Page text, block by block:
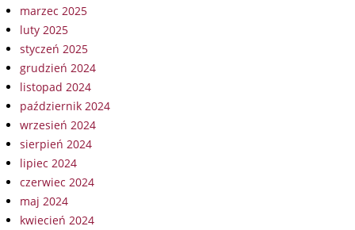
marzec 2025
luty 2025
styczeń 2025
grudzień 2024
listopad 2024
październik 2024
wrzesień 2024
sierpień 2024
lipiec 2024
czerwiec 2024
maj 2024
kwiecień 2024